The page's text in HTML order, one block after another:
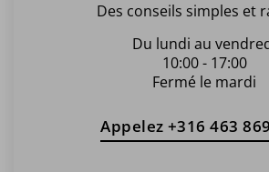
Des conseils simples et
Du lundi au
10:00 - 17:00
Fermé le mardi
Appelez +316 463